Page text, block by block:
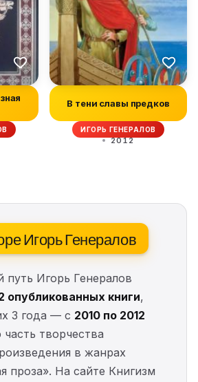
В тени славы предков
ИГОРЬ ГЕНЕРАЛОВ
2012
Игорь Генералов
путь Игорь Генералов
опубликованных книги,
3 года — с 2010 по 2012
творчества
в жанрах
проза». На сайте Книгизм